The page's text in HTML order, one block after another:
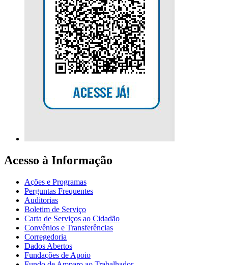
Acesso à Informação
Ações e Programas
Perguntas Frequentes
Auditorias
Boletim de Serviço
Carta de Serviços ao Cidadão
Convênios e Transferências
Corregedoria
Dados Abertos
Fundações de Apoio